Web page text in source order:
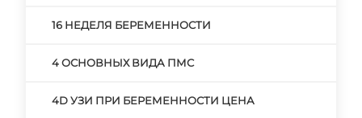
16 НЕДЕЛЯ БЕРЕМЕННОСТИ
4 ОСНОВНЫХ ВИДА ПМС
4D УЗИ ПРИ БЕРЕМЕННОСТИ ЦЕНА